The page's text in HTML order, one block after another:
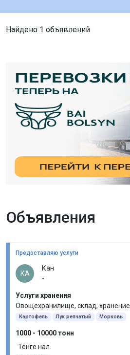
Найдено 1 объявлений
Объявления
Предоставляю услуги
КА
Кан
-
Услуги хранения
Овощехранилище, склад, хранение
Картофель Лук репчатый Морковь
1000 - 10000 тонн
Тенге нал.